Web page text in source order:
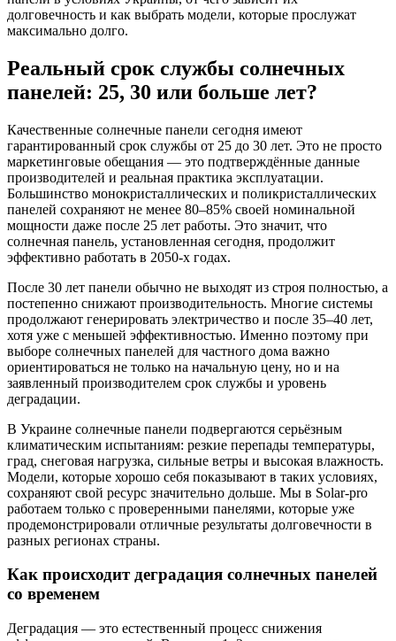
долговечность и как выбрать модели, которые прослужат
максимально долго.
Реальный срок службы солнечных
панелей: 25, 30 или больше лет?
Качественные солнечные панели сегодня имеют
гарантированный срок службы от 25 до 30 лет. Это не просто
маркетинговые обещания — это подтверждённые данные
производителей и реальная практика эксплуатации.
Большинство монокристаллических и поликристаллических
панелей сохраняют не менее 80–85% своей номинальной
мощности даже после 25 лет работы. Это значит, что
солнечная панель, установленная сегодня, продолжит
эффективно работать в 2050-х годах.
После 30 лет панели обычно не выходят из строя полностью, а
постепенно снижают производительность. Многие системы
продолжают генерировать электричество и после 35–40 лет,
хотя уже с меньшей эффективностью. Именно поэтому при
выборе солнечных панелей для частного дома важно
ориентироваться не только на начальную цену, но и на
заявленный производителем срок службы и уровень
деградации.
В Украине солнечные панели подвергаются серьёзным
климатическим испытаниям: резкие перепады температуры,
град, снеговая нагрузка, сильные ветры и высокая влажность.
Модели, которые хорошо себя показывают в таких условиях,
сохраняют свой ресурс значительно дольше. Мы в Solar-pro
работаем только с проверенными панелями, которые уже
продемонстрировали отличные результаты долговечности в
разных регионах страны.
Как происходит деградация солнечных панелей
со временем
Деградация — это естественный процесс снижения